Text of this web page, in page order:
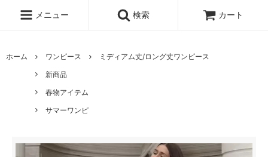
メニュー 検索 カート
ホーム ワンピース
ミディアム丈/ロング丈ワンピース
新商品
春物アイテム
サマーワンピ